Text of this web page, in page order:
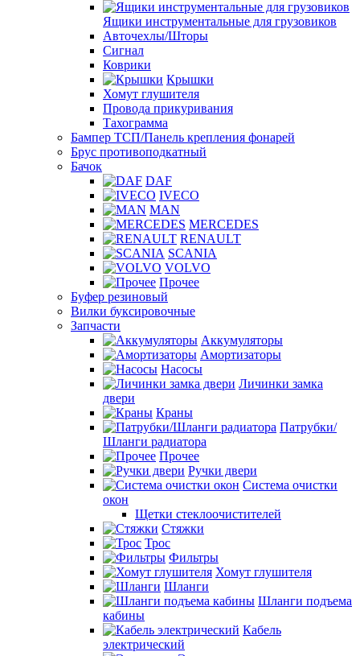
Ящики инструментальные для грузовиков
Авточехлы/Шторы
Сигнал
Коврики
Крышки
Хомут глушителя
Провода прикуривания
Тахограмма
Бампер ТСП/Панель крепления фонарей
Брус противоподкатный
Бачок
DAF
IVECO
MAN
MERCEDES
RENAULT
SCANIA
VOLVO
Прочее
Буфер резиновый
Вилки буксировочные
Запчасти
Аккумуляторы
Амортизаторы
Насосы
Личинки замка
двери
Краны
Патрубки/
Шланги радиатора
Прочее
Ручки двери
Система очистки
окон
Щетки стеклоочистителей
Стяжки
Трос
Фильтры
Хомут глушителя
Шланги
Шланги подъема
кабины
Кабель
электрический